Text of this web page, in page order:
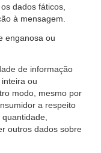
dados fáticos,
à mensagem.
enganosa ou
de informação
ou
modo, mesmo por
a respeito
outros dados sobre